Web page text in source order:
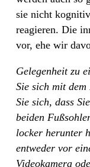
sie nicht
reagieren. Die
vor, ehe wir
Gelegenheit zu
Sie sich mit dem
Sie sich, dass
beiden
locker herunter
entweder vor
Videokamera